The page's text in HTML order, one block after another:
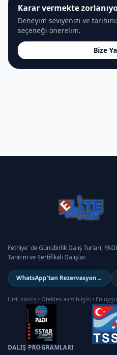
Karar vermekte
Deneyim seviyenizi ve
seçeneği önerelim.
Bize
Fethiye' de Günübirlik Dalış Turları,
Tanıtım ve Sertifikalı Dalışlar.
WhatsApp’tan Rezervasyon→
Hızlı dönüş • Otelden alım bilgisi • En
DALIŞ PROGRAMLARI